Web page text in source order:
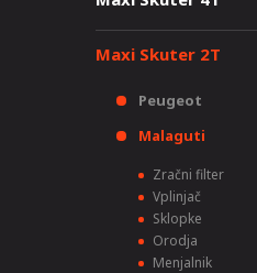
Maxi Skuter 2T
Peugeot
Malaguti
Zračni filter
Vplinjač
Sklopke
Orodja
Menjalnik